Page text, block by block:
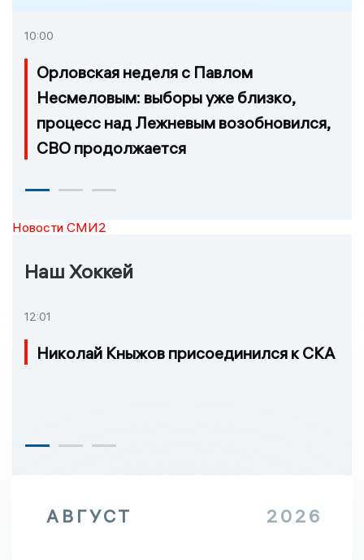
10:00
Орловская неделя с Павлом
Несмеловым: выборы уже близко,
процесс над Лежневым возобновился,
СВО продолжается
Новости СМИ2
Наш Хоккей
12:01
Николай Кныжов присоединился к СКА
АВГУСТ 2026